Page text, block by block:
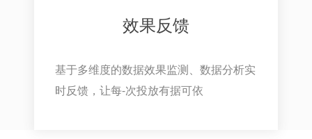
效果反馈
基于多维度的数据效果监测、数据分析实
时反馈，让每-次投放有据可依